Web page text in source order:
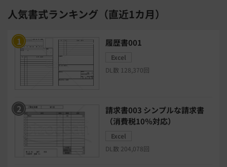
チャットボットツール
セキュリティシステム
安否確認(総務)システム 経費精算システム
日程調整システム
人気書式ランキング（直近1カ月）
履歴書001
Excel
DL数 128,370回
請求書003 シンプルな請求書
（消費税10％対応）
Excel
DL数 204,078回